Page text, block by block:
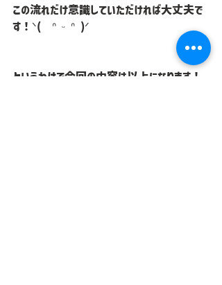
この流れだけ意識していただければ大丈夫で
す！ᐠ(  ᐢ ᵕ ᐢ )ᐟ
というわけで今回の内容は以上になります！